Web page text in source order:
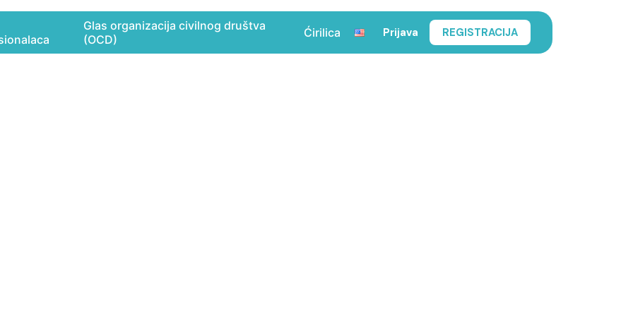
Glas organizacija civilnog društva
(OCD)
Ćirilica Prijava REGISTRACIJA